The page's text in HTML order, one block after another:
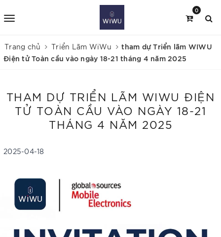
0
Trang chủ Triển Lãm WiWu
tham dự Triển lãm WIWU
Điện tử Toàn cầu vào ngày 18-21 tháng 4 năm 2025
THAM DỰ TRIỂN LÃM WIWU ĐIỆN
TỬ TOÀN CẦU VÀO NGÀY 18-21
THÁNG 4 NĂM 2025
2025-04-18